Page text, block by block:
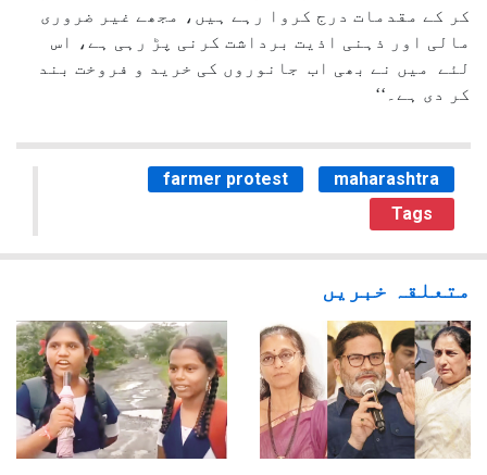
کر کے مقدمات درج کروا رہے ہیں، مجھے غیر ضروری
مالی اور ذہنی اذیت برداشت کرنی پڑ رہی ہے، اس
لئے میں نے بھی اب جانوروں کی خرید و فروخت بند
کر دی ہے۔‘‘
farmer protest
maharashtra
Tags
متعلقہ خبریں